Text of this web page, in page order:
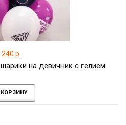
240 р.
на девичник с гелием
КОРЗИНУ